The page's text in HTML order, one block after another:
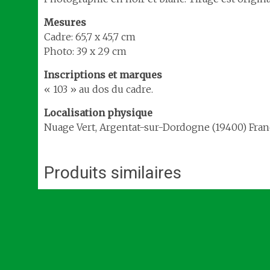
Mesures
Cadre: 65,7 x 45,7 cm
Photo: 39 x 29 cm
Inscriptions et marques
« 103 » au dos du cadre.
Localisation physique
Nuage Vert, Argentat-sur-Dordogne (19400)
Produits similaires